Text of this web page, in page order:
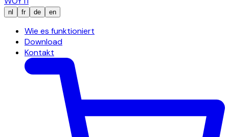
nl fr de en
Wie es funktioniert
Download
Kontakt